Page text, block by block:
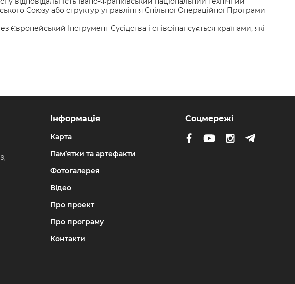
Союзу або структур управління Спільної Операційної Програми
Інструмент Сусідства і співфінансується країнами, які
Інформація
Карта
Пам’ятки та артефакти
Фотогалерея
Відео
Про проект
Про програму
Контакти
Соцмережі